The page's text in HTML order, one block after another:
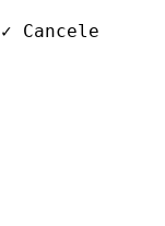
✓ Cancele